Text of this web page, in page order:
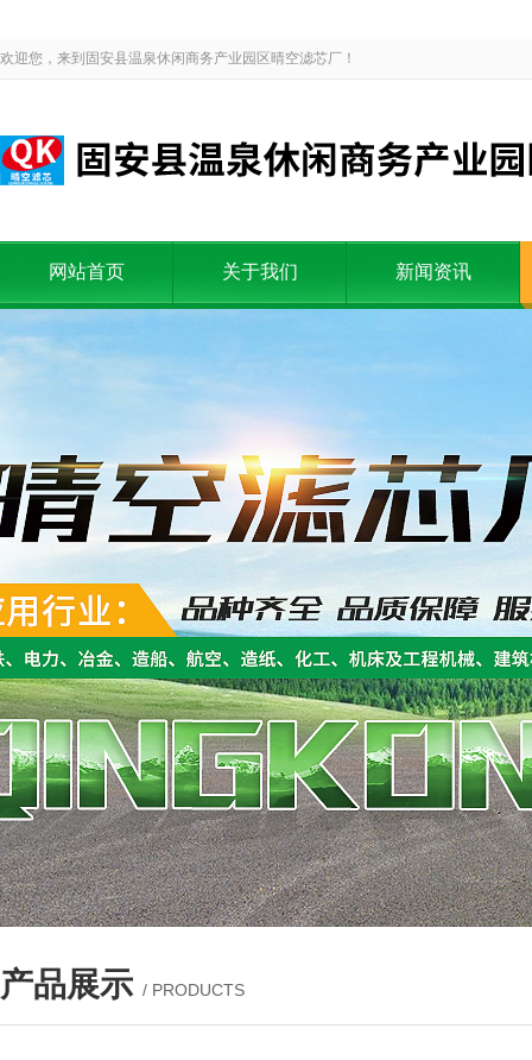
欢迎您，来到固安县温泉休闲商务产业园区晴空滤芯厂！
网站首页 关于我们 新闻资讯
产品展示 / PRODUCTS